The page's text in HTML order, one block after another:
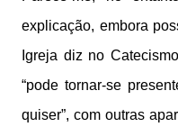
explicação, embora
Igreja diz no
“pode tornar-se
quiser”, com outras